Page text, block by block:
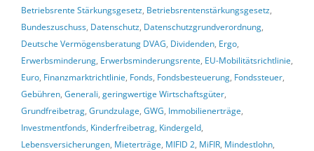
Betriebsrente Stärkungsgesetz, Betriebsrentenstärkungsgesetz,
Bundeszuschuss, Datenschutz, Datenschutzgrundverordnung,
Deutsche Vermögensberatung DVAG, Dividenden, Ergo,
Erwerbsminderung, Erwerbsminderungsrente, EU-Mobilitätsrichtlinie,
Euro, Finanzmarktrichtlinie, Fonds, Fondsbesteuerung, Fondssteuer,
Gebühren, Generali, geringwertige Wirtschaftsgüter,
Grundfreibetrag, Grundzulage, GWG, Immobilienerträge,
Investmentfonds, Kinderfreibetrag, Kindergeld,
Lebensversicherungen, Mieterträge, MIFID 2, MiFIR, Mindestlohn,